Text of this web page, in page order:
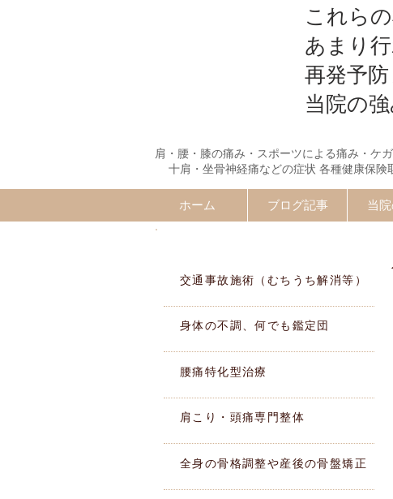
これら
あまり
再発予
当院の強
肩・腰・膝の痛み・スポーツによる痛み・ケ
十肩・坐骨神経痛などの症状 各種健康保険
ホーム ブログ記事 当
交通事故施術（むちうち解消等）
身体の不調、何でも鑑定団
腰痛特化型治療
肩こり・頭痛専門整体
全身の骨格調整や産後の骨盤矯正